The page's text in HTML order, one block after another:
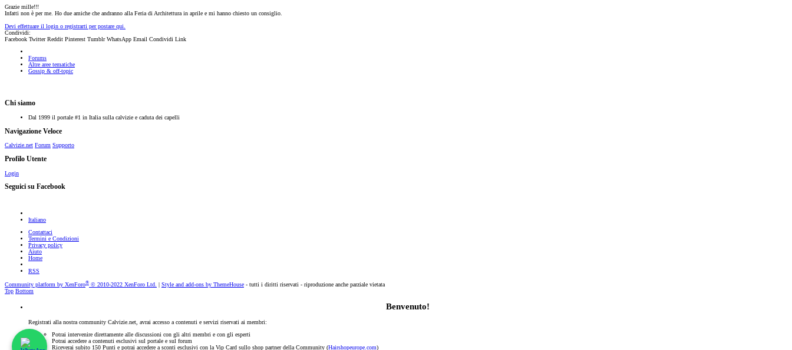
Grazie mille!!!
Infatti non è per me. Ho due amiche che andranno alla Feria di Architettura in aprile e mi hanno chiesto un consiglio.
Devi effettuare il login o registrarti per postare qui.
Condividi:
Facebook Twitter Reddit Pinterest Tumblr WhatsApp Email Condividi Link
Forums
Altre aree tematiche
Gossip & off-topic
Chi siamo
Dal 1999 il portale #1 in Italia sulla calvizie e caduta dei capelli
Navigazione Veloce
Calvizie.net Forum Supporto
Profilo Utente
Login
Seguici su Facebook
Italiano
Contattaci
Termini e Condizioni
Privacy policy
Aiuto
Home
RSS
Community platform by XenForo® © 2010-2022 XenForo Ltd. Style and add-ons by ThemeHouse - tutti i diritti riservati - riproduzione anche parziale vietata
Top Bottom
Benvenuto!
Registrati alla nostra community Calvizie.net, avrai accesso a contenuti e servizi riservati ai membri:
Potrai intervenire direttamente alle discussioni con gli altri membri e con gli esperti
Potrai accedere a contenuti esclusivi sul portale e sul forum
Riceverai subito 150 Punti e potrai accedere a sconti esclusivi con la Vip Card sullo shop partner della Community (Hairshopeurope.com)